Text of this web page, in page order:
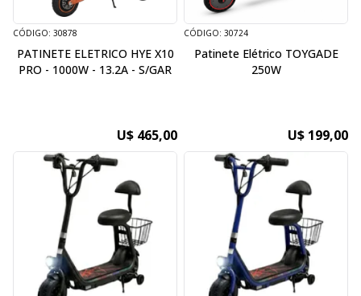
CÓDIGO: 30878
PATINETE ELETRICO HYE X10
PRO - 1000W - 13.2A - S/GAR
U$ 465,00
CÓDIGO: 30724
Patinete Elétrico TOYGADE
250W
U$ 199,00